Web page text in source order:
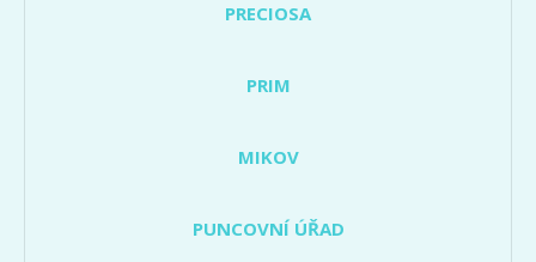
PRECIOSA
PRIM
MIKOV
PUNCOVNÍ ÚŘAD